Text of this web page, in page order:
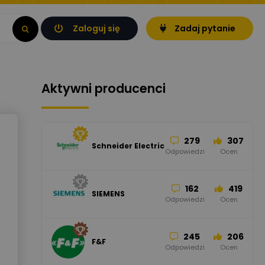
Zaloguj się Zadaj pytanie
Aktywni producenci
Schneider Electric 279
Odpowiedzi
307
Ocen
SIEMENS 162
Odpowiedzi
419
Ocen
F&F 245
Odpowiedzi
206
Ocen